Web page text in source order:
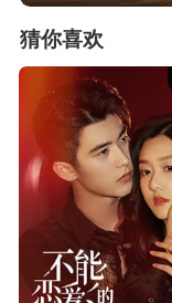
猜你喜欢